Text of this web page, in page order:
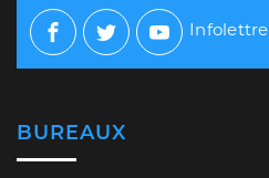
Facebook
TwitterYoutube
Infolettre
BUREAUX